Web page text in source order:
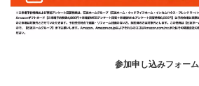
参加申し込みフォーム